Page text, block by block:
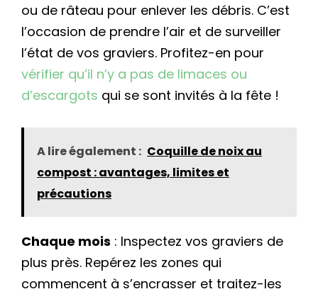
ou de râteau pour enlever les débris. C’est
l’occasion de prendre l’air et de surveiller
l’état de vos graviers. Profitez-en pour
vérifier qu’il n’y a pas de limaces ou
d’escargots qui se sont invités à la fête !
A lire également : Coquille de noix au
compost : avantages, limites et
précautions
Chaque mois : Inspectez vos graviers de
plus près. Repérez les zones qui
commencent à s’encrasser et traitez-les